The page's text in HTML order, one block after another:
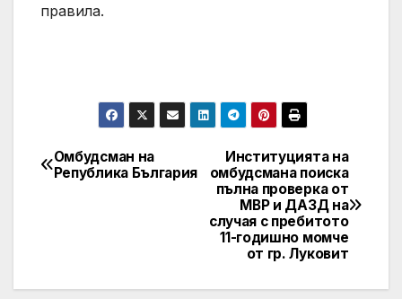
правила.
Post
Институцията на
омбудсмана поиска
пълна проверка от
МВР и ДАЗД на
случая с пребитото
11-годишно момче
от гр. Луковит
Омбудсман на
Република България